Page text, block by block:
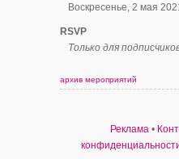
Воскресенье, 2 мая
RSVP
Только для
архив мероприятий
Реклама •